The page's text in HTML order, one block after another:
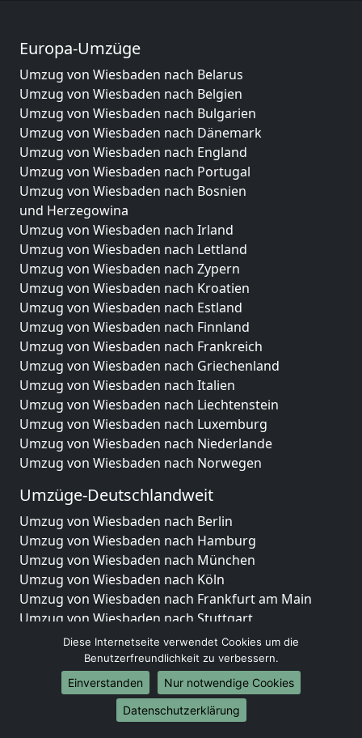
Europa-Umzüge
Umzug von Wiesbaden nach Belarus
Umzug von Wiesbaden nach Belgien
Umzug von Wiesbaden nach Bulgarien
Umzug von Wiesbaden nach Dänemark
Umzug von Wiesbaden nach England
Umzug von Wiesbaden nach Portugal
Umzug von Wiesbaden nach Bosnien
und Herzegowina
Umzug von Wiesbaden nach Irland
Umzug von Wiesbaden nach Lettland
Umzug von Wiesbaden nach Zypern
Umzug von Wiesbaden nach Kroatien
Umzug von Wiesbaden nach Estland
Umzug von Wiesbaden nach Finnland
Umzug von Wiesbaden nach Frankreich
Umzug von Wiesbaden nach Griechenland
Umzug von Wiesbaden nach Italien
Umzug von Wiesbaden nach Liechtenstein
Umzug von Wiesbaden nach Luxemburg
Umzug von Wiesbaden nach Niederlande
Umzug von Wiesbaden nach Norwegen
Umzüge-Deutschlandweit
Umzug von Wiesbaden nach Berlin
Umzug von Wiesbaden nach Hamburg
Umzug von Wiesbaden nach München
Umzug von Wiesbaden nach Köln
Umzug von Wiesbaden nach Frankfurt am Main
Umzug von Wiesbaden nach Stuttgart
Umzug von Wiesbaden nach Düsseldorf
Umzug von Wiesbaden nach Leipzig
Umzug von Wiesbaden nach Dortmund
Umzug von Wiesbaden nach Essen
Umzug von Wiesbaden nach Bremen
Diese Internetseite verwendet Cookies um die
Benutzerfreundlichkeit zu verbessern.
Einverstanden
Nur notwendige Cookies
Datenschutzerklärung